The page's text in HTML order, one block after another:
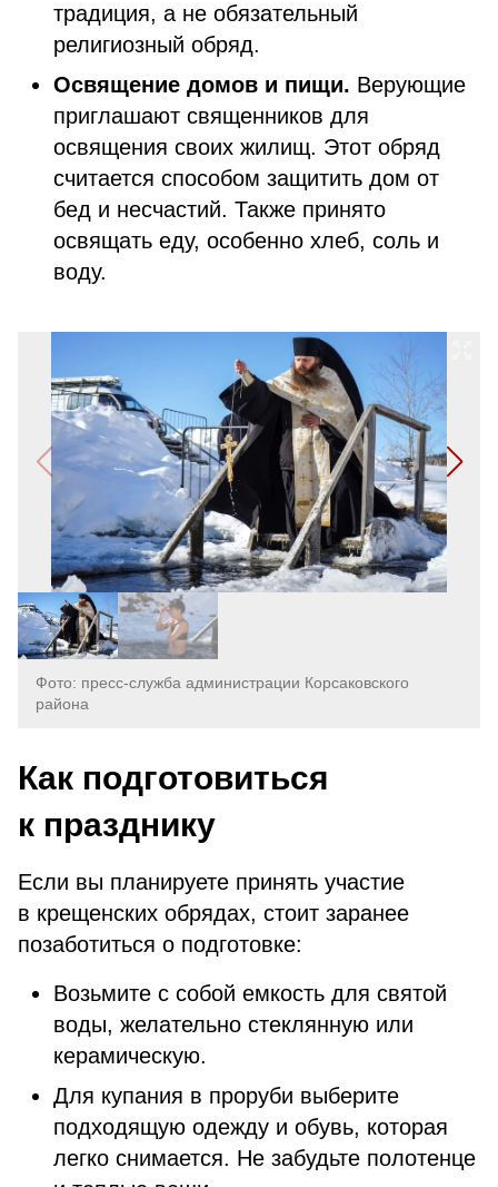
традиция, а не обязательный
религиозный обряд.
Освящение домов и пищи. Верующие
приглашают священников для
освящения своих жилищ. Этот обряд
считается способом защитить дом от
бед и несчастий. Также принято
освящать еду, особенно хлеб, соль и
воду.
Фото: пресс-служба администрации Корсаковского
района
Как подготовиться
к празднику
Если вы планируете принять участие
в крещенских обрядах, стоит заранее
позаботиться о подготовке:
Возьмите с собой емкость для святой
воды, желательно стеклянную или
керамическую.
Для купания в проруби выберите
подходящую одежду и обувь, которая
легко снимается. Не забудьте полотенце